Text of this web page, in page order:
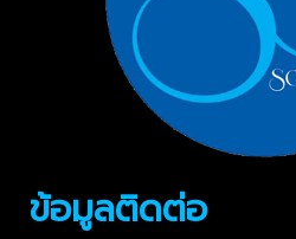
ข้อมูลติดต่อ